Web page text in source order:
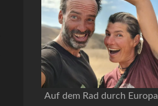
Auf dem Rad durch Europa